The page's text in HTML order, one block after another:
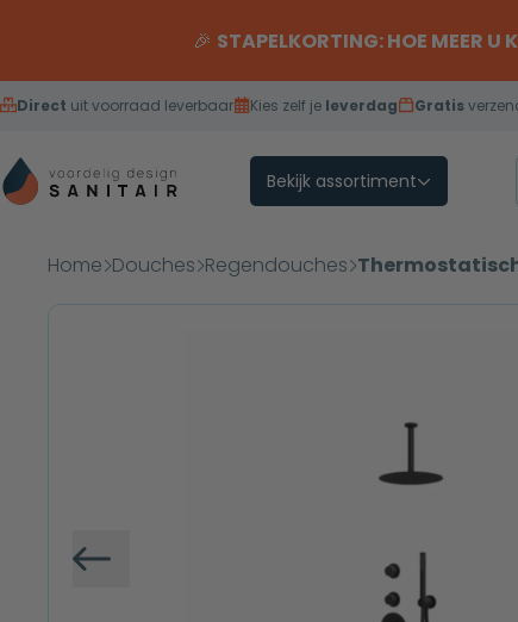
🎉 STAPELKORTING: HOE MEER
Direct uit voorraad leverbaar Kies zelf je leverdag Gratis
Bekijk assortiment
Home Douches Regendouches
Vorige